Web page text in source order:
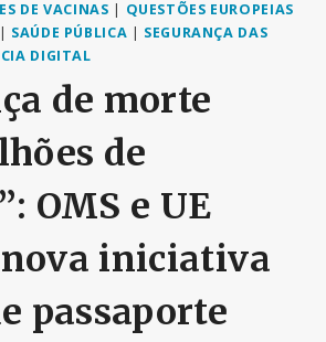
DE VACINAS | QUESTÕES EUROPEIAS
| SAÚDE PÚBLICA | SEGURANÇA DAS
DIGITAL
de morte
de
OMS e UE
iniciativa
passaporte